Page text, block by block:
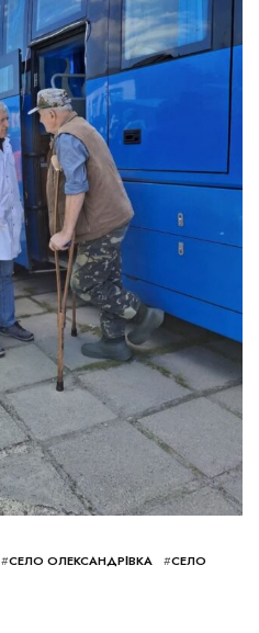
#СЕЛО ОЛЕКСАНДРІВКА #СЕЛО